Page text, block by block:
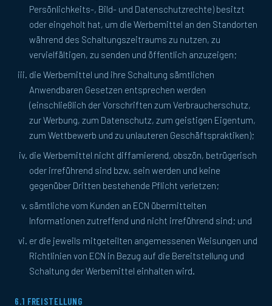
Persönlichkeits-, Bild- und Datenschutzrechte) besitzt
oder eingeholt hat, um die Werbemittel an den Standorten
während des Schaltungszeitraums zu nutzen, zu
vervielfältigen, zu senden und öffentlich anzuzeigen;
die Werbemittel und ihre Schaltung sämtlichen
Anwendbaren Gesetzen entsprechen werden
(einschließlich der Vorschriften zum Verbraucherschutz,
zur Werbung, zum Datenschutz, zum geistigen Eigentum,
zum Wettbewerb und zu unlauteren Geschäftspraktiken);
die Werbemittel nicht diffamierend, obszön, betrügerisch
oder irreführend sind bzw. sein werden und keine
gegenüber Dritten bestehende Pflicht verletzen;
sämtliche vom Kunden an ECN übermittelten
Informationen zutreffend und nicht irreführend sind; und
er die jeweils mitgeteilten angemessenen Weisungen und
Richtlinien von ECN in Bezug auf die Bereitstellung und
Schaltung der Werbemittel einhalten wird.
6.1 FREISTELLUNG